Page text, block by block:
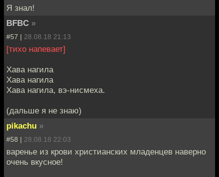
Я знал!
BFBC »
#57 | 28.08.18 21:13
[тихо напевает]
Хава нагила
Хава нагила
Хава нагила, вэ-нисмеха.
(дальше я не знаю)
pikachu »
#58 | 28.08.18 22:03
варенье из крови христианских младенцев наверно
очень вкусное!